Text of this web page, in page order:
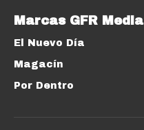
Marcas GFR Media
El Nuevo Día
Magacín
Por Dentro